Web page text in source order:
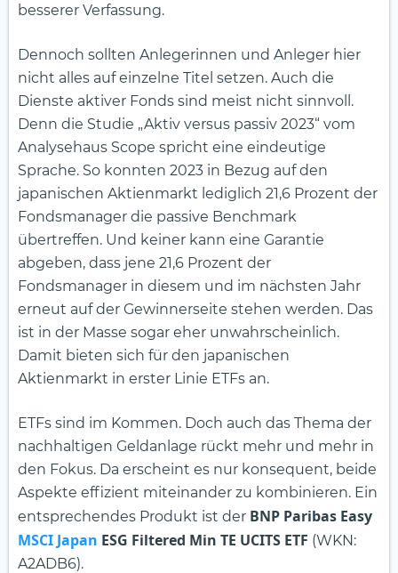
besserer Verfassung.
Dennoch sollten Anlegerinnen und Anleger hier
nicht alles auf einzelne Titel setzen. Auch die
Dienste aktiver Fonds sind meist nicht sinnvoll.
Denn die Studie „Aktiv versus passiv 2023“ vom
Analysehaus Scope spricht eine eindeutige
Sprache. So konnten 2023 in Bezug auf den
japanischen Aktienmarkt lediglich 21,6 Prozent der
Fondsmanager die passive Benchmark
übertreffen. Und keiner kann eine Garantie
abgeben, dass jene 21,6 Prozent der
Fondsmanager in diesem und im nächsten Jahr
erneut auf der Gewinnerseite stehen werden. Das
ist in der Masse sogar eher unwahrscheinlich.
Damit bieten sich für den japanischen
Aktienmarkt in erster Linie ETFs an.
ETFs sind im Kommen. Doch auch das Thema der
nachhaltigen Geldanlage rückt mehr und mehr in
den Fokus. Da erscheint es nur konsequent, beide
Aspekte effizient miteinander zu kombinieren. Ein
entsprechendes Produkt ist der BNP Paribas Easy
MSCI Japan ESG Filtered Min TE UCITS ETF (WKN:
A2ADB6).